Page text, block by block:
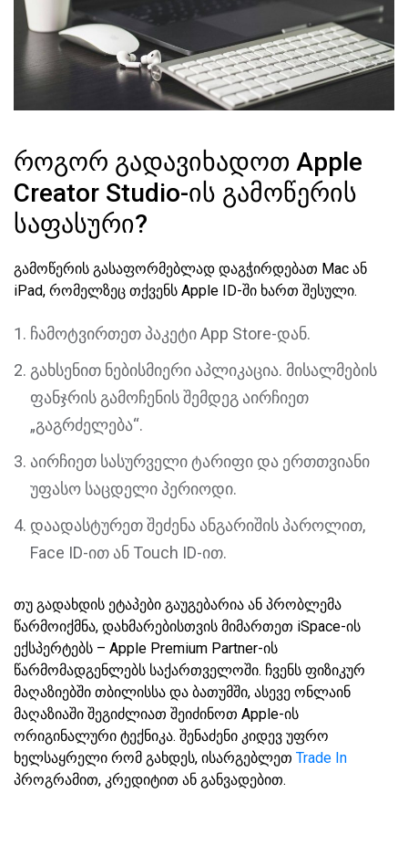
როგორ გადავიხადოთ Apple
Creator Studio-ის გამოწერის
საფასური?
გამოწერის გასაფორმებლად დაგჭირდებათ Mac ან
iPad, რომელზეც თქვენს Apple ID-ში ხართ შესული.
ჩამოტვირთეთ პაკეტი App Store-დან.
გახსენით ნებისმიერი აპლიკაცია. მისალმების
ფანჯრის გამოჩენის შემდეგ აირჩიეთ
„გაგრძელება“.
აირჩიეთ სასურველი ტარიფი და ერთთვიანი
უფასო საცდელი პერიოდი.
დაადასტურეთ შეძენა ანგარიშის პაროლით,
Face ID-ით ან Touch ID-ით.
თუ გადახდის ეტაპები გაუგებარია ან პრობლემა
წარმოიქმნა, დახმარებისთვის მიმართეთ iSpace-ის
ექსპერტებს – Apple Premium Partner-ის
წარმომადგენლებს საქართველოში. ჩვენს ფიზიკურ
მაღაზიებში თბილისსა და ბათუმში, ასევე ონლაინ
მაღაზიაში შეგიძლიათ შეიძინოთ Apple-ის
ორიგინალური ტექნიკა. შენაძენი კიდევ უფრო
ხელსაყრელი რომ გახდეს, ისარგებლეთ Trade In
პროგრამით, კრედიტით ან განვადებით.